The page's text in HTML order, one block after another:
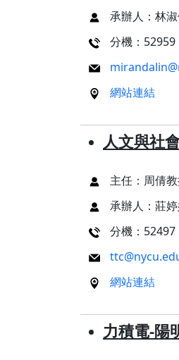
承辦人：林
分機：52959
網站連結
人文與社
主任：周倩
承辦人：莊
分機：52497
網站連結
力積電-陽